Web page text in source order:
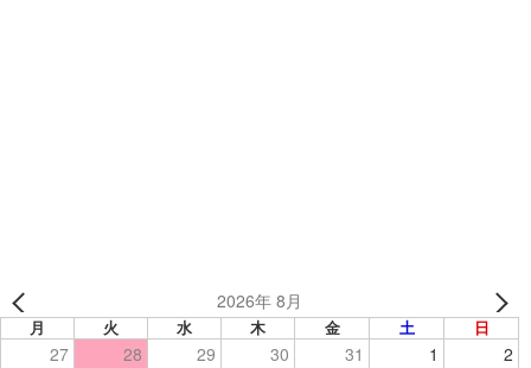
2026年 8月
月 火 水 木 金 土 日
27 28 29 30 31 1 2